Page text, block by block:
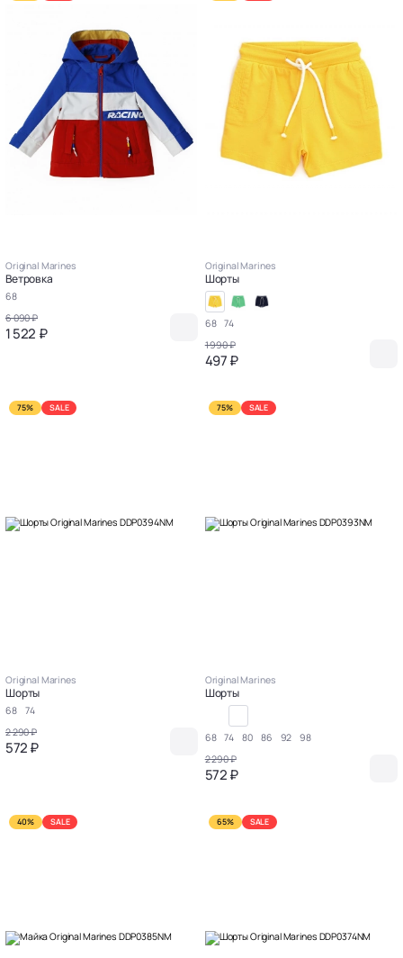
Original Marines
Ветровка
68
6 090 ₽
1 522 ₽
Original Marines
Шорты
68
74
1 990 ₽
497 ₽
75% SALE
Original Marines
Шорты
68
74
2 290 ₽
572 ₽
75% SALE
Original Marines
Шорты
68 74 80 86 92
98
2 290 ₽
572 ₽
40% SALE 65% SALE